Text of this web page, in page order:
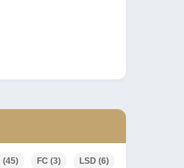
(45) FC (3) LSD (6)